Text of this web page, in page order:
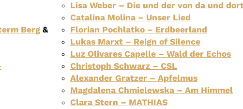
Berg&
Lisa Weber – Die und der von da und
Catalina Molina – Unser Lied
Florian Pochlatko – Erdbeerland
Lukas Marxt – Reign of Silence
Luz Olivares Capelle – Wald der Echos
Christoph Schwarz – CSL
Alexander Gratzer – Apfelmus
Magdalena Chmielewska – Am Himmel
Clara Stern – MATHIAS